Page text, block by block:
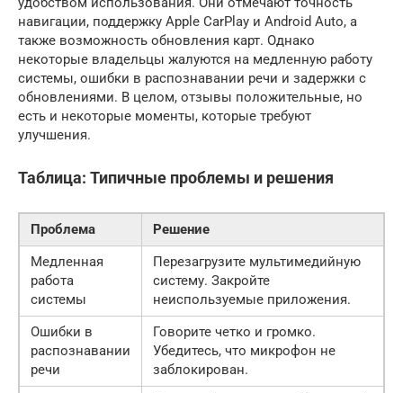
навигации, поддержку Apple CarPlay и Android Auto, а
также возможность обновления карт. Однако
некоторые владельцы жалуются на медленную работу
системы, ошибки в распознавании речи и задержки с
обновлениями. В целом, отзывы положительные, но
есть и некоторые моменты, которые требуют
улучшения.
Таблица: Типичные проблемы и решения
Проблема
Решение
Медленная
работа
системы
Перезагрузите мультимедийную
систему. Закройте
неиспользуемые приложения.
Ошибки в
распознавании
речи
Говорите четко и громко.
Убедитесь, что микрофон не
заблокирован.